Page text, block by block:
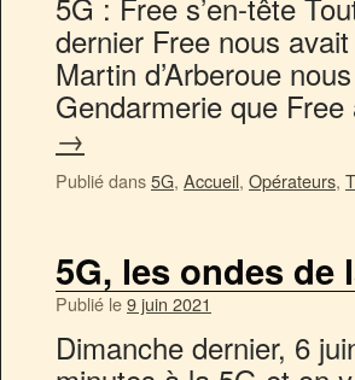
dernier Free nous
Martin d’Arberoue
Gendarmerie que
→
Publié dans5G, Accueil, Opérateurs,
5G, les ondes de
Publié le9 juin 2021
Dimanche dernier, 6